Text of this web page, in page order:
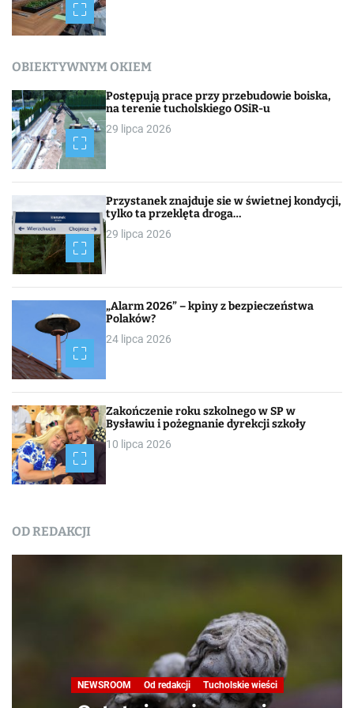
OBIEKTYWNYM OKIEM
Postępują prace przy przebudowie boiska,
na terenie tucholskiego OSiR-u
29 lipca 2026
Przystanek znajduje sie w świetnej kondycji,
tylko ta przeklęta droga…
29 lipca 2026
„Alarm 2026” – kpiny z bezpieczeństwa
Polaków?
24 lipca 2026
Zakończenie roku szkolnego w SP w
Bysławiu i pożegnanie dyrekcji szkoły
10 lipca 2026
OD REDAKCJI
Tucholskie wieści
Podróże małe i
przyrodniczo-
„Jelenia